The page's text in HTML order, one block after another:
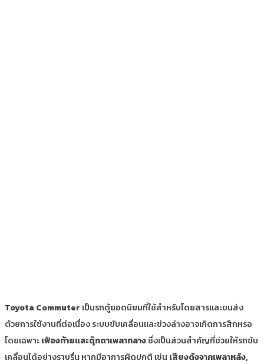
Toyota Commuter เป็นรถตู้ยอดนิยมที่ใช้สำหรับโดยสารและขนส่ง
ด้วยการใช้งานที่ต่อเนื่อง ระบบขับเคลื่อนและช่วงล่างอาจเกิดการสึกหรอ
โดยเฉพาะเฟืองท้ายและตุ๊กตาเพลากลางซึ่งเป็นส่วนสำคัญที่ช่วยให้รถขับ
เคลื่อนได้อย่างราบรื่น หากมีอาการผิดปกติ เช่น เสียงดังจากเพลาหลัง,